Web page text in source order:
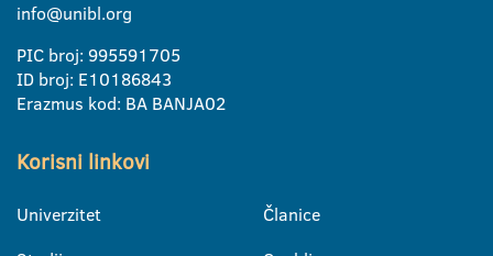
info@unibl.org
PIC broj: 995591705
ID broj: E10186843
Erazmus kod: BA BANJA02
Korisni linkovi
Univerzitet
Članice